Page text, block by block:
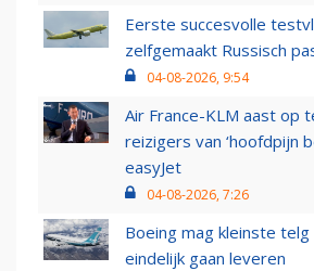
Eerste succesvolle
zelfgemaakt Russisch
04-08-2026, 9:54
Air France-KLM aast op
reizigers van ‘hoofdpijn
easyJet
04-08-2026, 7:26
Boeing mag kleinste
eindelijk gaan leveren